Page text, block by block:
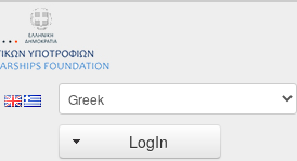
LogIn